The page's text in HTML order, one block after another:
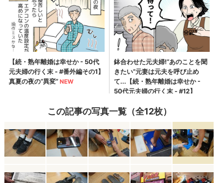
この記事の写真一覧（全12枚）